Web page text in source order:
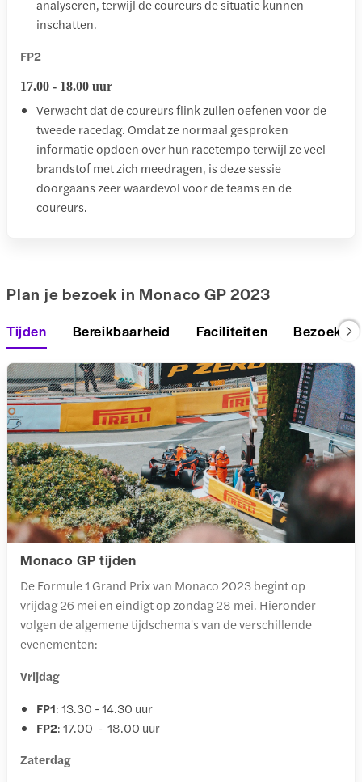
analyseren, terwijl de coureurs de situatie kunnen
inschatten.
FP2
17.00 - 18.00 uur
Verwacht dat de coureurs flink zullen oefenen voor de
tweede racedag. Omdat ze normaal gesproken
informatie opdoen over hun racetempo terwijl ze veel
brandstof met zich meedragen, is deze sessie
doorgaans zeer waardevol voor de teams en de
coureurs.
Plan je bezoek in Monaco GP 2023
Tijden Bereikbaarheid Faciliteiten Bezoeker
Monaco GP tijden
De Formule 1 Grand Prix van Monaco 2023 begint op
vrijdag 26 mei en eindigt op zondag 28 mei. Hieronder
volgen de algemene tijdschema's van de verschillende
evenementen:
Vrijdag
FP1: 13.30 - 14.30 uur
FP2: 17.00 - 18.00 uur
Zaterdag